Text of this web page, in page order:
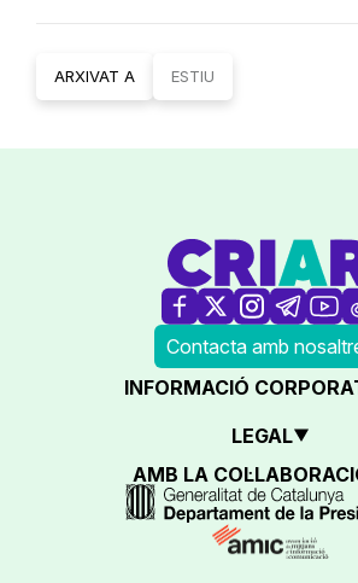
ARXIVAT A ESTIU
Contacta amb
INFORMACIÓ
LEGAL
AMB LA